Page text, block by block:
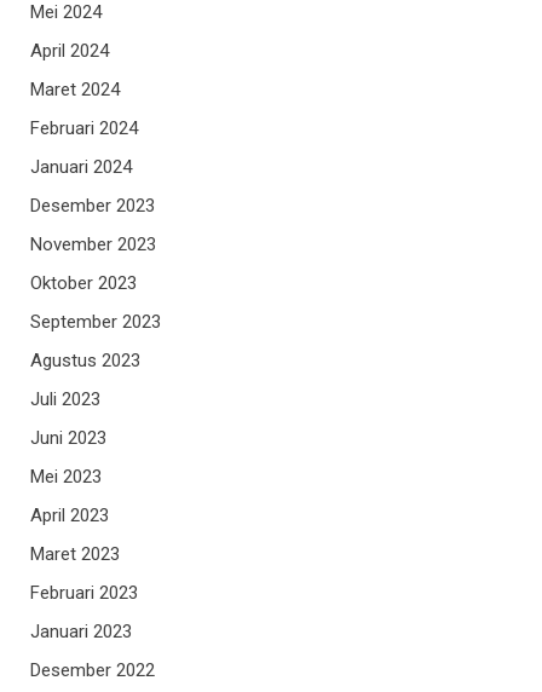
Mei 2024
April 2024
Maret 2024
Februari 2024
Januari 2024
Desember 2023
November 2023
Oktober 2023
September 2023
Agustus 2023
Juli 2023
Juni 2023
Mei 2023
April 2023
Maret 2023
Februari 2023
Januari 2023
Desember 2022